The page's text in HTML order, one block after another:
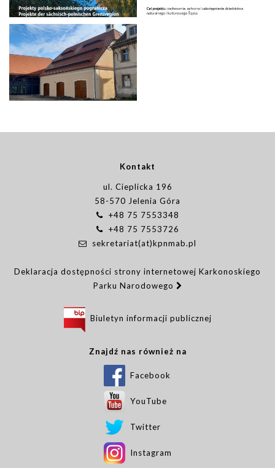
Kontakt
ul. Cieplicka 196
58-570 Jelenia Góra
+48 75 7553348
+48 75 7553726
sekretariat(at)kpnmab.pl
Deklaracja dostępności strony internetowej Karkonoskiego
Parku Narodowego
Biuletyn informacji publicznej
Znajdź nas również na
Facebook
YouTube
Twitter
Instagram